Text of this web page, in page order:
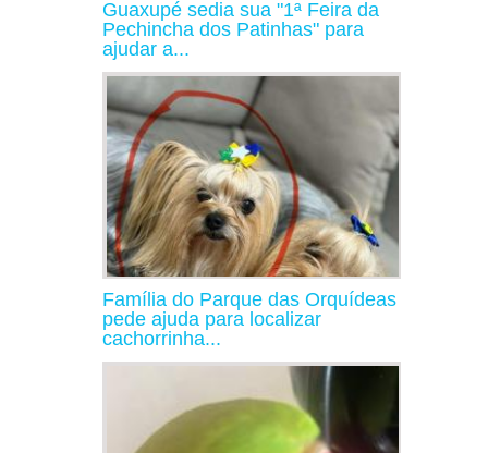
Guaxupé sedia sua "1ª Feira da
Pechincha dos Patinhas" para
ajudar a...
Família do Parque das Orquídeas
pede ajuda para localizar
cachorrinha...